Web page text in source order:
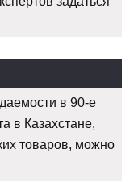
в 90-е
в Казахстане,
товаров, можно